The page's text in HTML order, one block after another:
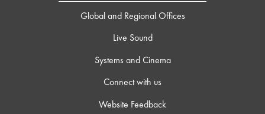
Global and Regional Offices
Live Sound
Systems and Cinema
Connect with us
Website Feedback